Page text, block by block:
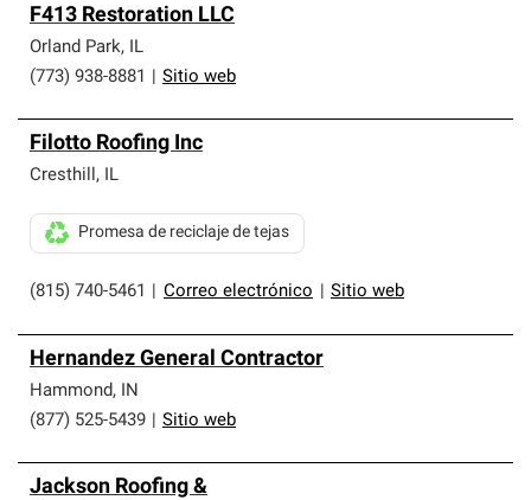
F413 Restoration LLC
Orland Park, IL
(773) 938-8881
Sitio web
Filotto Roofing Inc
Cresthill, IL
(815) 740-5461 Correo electrónico Sitio web
Promesa de reciclaje de tejas
Hernandez General Contractor
Hammond, IN
(877) 525-5439
Sitio web
Jackson Roofing &